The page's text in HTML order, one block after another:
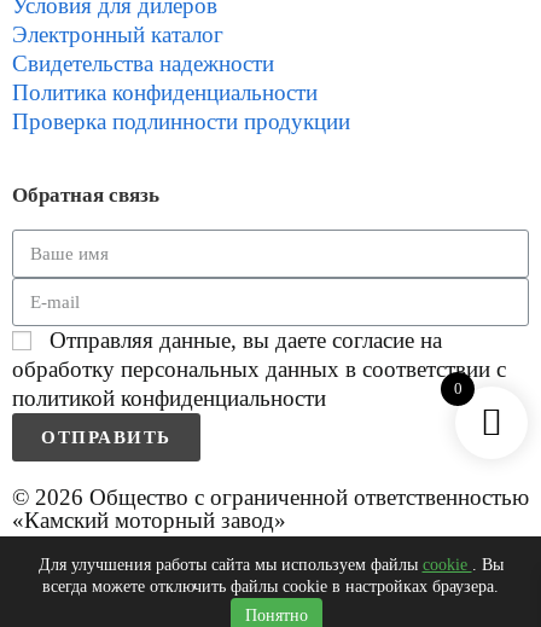
Условия для дилеров
Электронный каталог
Свидетельства надежности
Политика конфиденциальности
Проверка подлинности продукции
Обратная связь
Отправляя данные, вы даете согласие на
обработку персональных данных в соответствии с
политикой конфиденциальности
ОТПРАВИТЬ
© 2026 Общество с ограниченной ответственностью
«Камский моторный завод»
0
0
Для улучшения работы сайта мы используем файлы cookie . Вы
всегда можете отключить файлы cookie в настройках браузера.
Понятно